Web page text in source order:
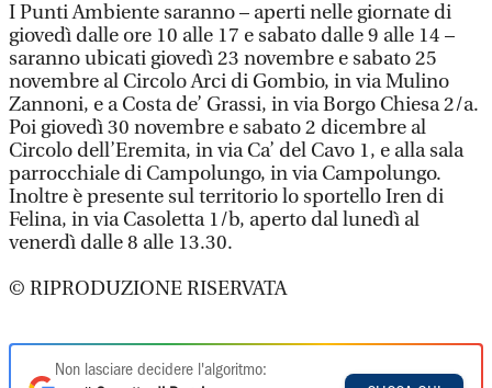
I Punti Ambiente saranno – aperti nelle giornate di
giovedì dalle ore 10 alle 17 e sabato dalle 9 alle 14 –
saranno ubicati giovedì 23 novembre e sabato 25
novembre al Circolo Arci di Gombio, in via Mulino
Zannoni, e a Costa de’ Grassi, in via Borgo Chiesa 2/a.
Poi giovedì 30 novembre e sabato 2 dicembre al
Circolo dell’Eremita, in via Ca’ del Cavo 1, e alla sala
parrocchiale di Campolungo, in via Campolungo.
Inoltre è presente sul territorio lo sportello Iren di
Felina, in via Casoletta 1/b, aperto dal lunedì al
venerdì dalle 8 alle 13.30.
© RIPRODUZIONE RISERVATA
Non lasciare decidere l'algoritmo: